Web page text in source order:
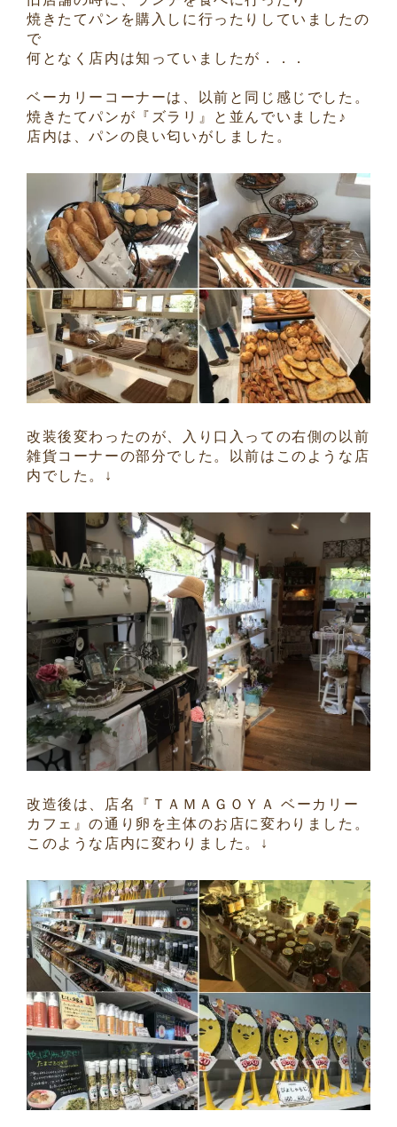
焼きたてパンを購入しに行ったりしていましたの
で
何となく店内は知っていましたが．．．
ベーカリーコーナーは、以前と同じ感じでした。
焼きたてパンが『ズラリ』と並んでいました♪
店内は、パンの良い匂いがしました。
改装後変わったのが、入り口入っての右側の以前
雑貨コーナーの部分でした。以前はこのような店
内でした。↓
改造後は、店名『ＴＡＭＡＧＯＹＡ ベーカリー
カフェ』の通り卵を主体のお店に変わりました。
このような店内に変わりました。↓